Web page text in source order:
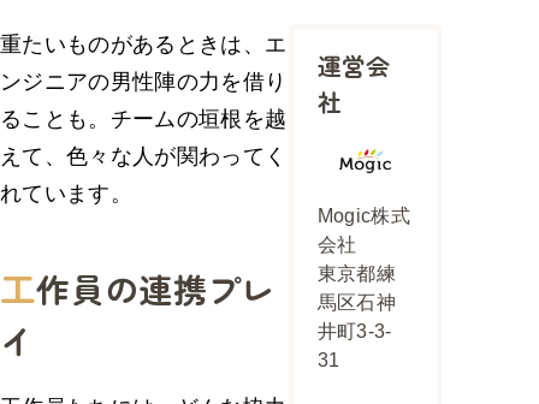
重たいものがあるときは、エ
ンジニアの男性陣の力を借り
ることも。チームの垣根を越
えて、色々な人が関わってく
れています。
工作員の連携プレ
イ
運営会
社
Mogic株式
会社
東京都練
馬区石神
井町3-3-
31